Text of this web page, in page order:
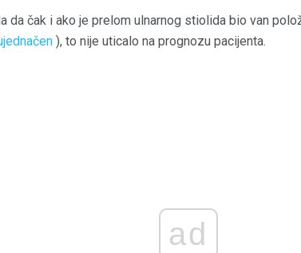
da čak i ako je prelom ulnarnog stiolida bio van
), to nije uticalo na prognozu pacijenta.
ad